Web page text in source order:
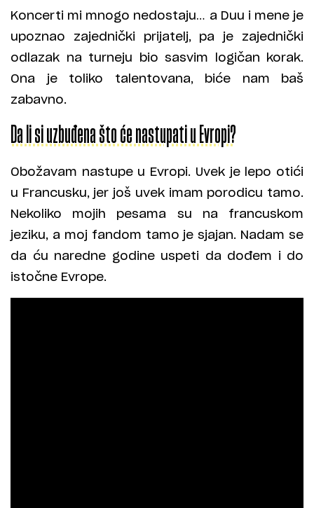
Koncerti mi mnogo nedostaju… a Duu i mene je
upoznao zajednički prijatelj, pa je zajednički
odlazak na turneju bio sasvim logičan korak.
Ona je toliko talentovana, biće nam baš
zabavno.
Da li si uzbuđena što će nastupati u Evropi?
Obožavam nastupe u Evropi. Uvek je lepo otići
u Francusku, jer još uvek imam porodicu tamo.
Nekoliko mojih pesama su na francuskom
jeziku, a moj fandom tamo je sjajan. Nadam se
da ću naredne godine uspeti da dođem i do
istočne Evrope.